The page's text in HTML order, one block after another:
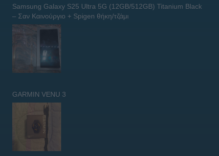
Samsung Galaxy S25 Ultra 5G (12GB/512GB) Titanium Black
– Σαν Καινούργιο + Spigen θήκη/τζάμι
GARMIN VENU 3